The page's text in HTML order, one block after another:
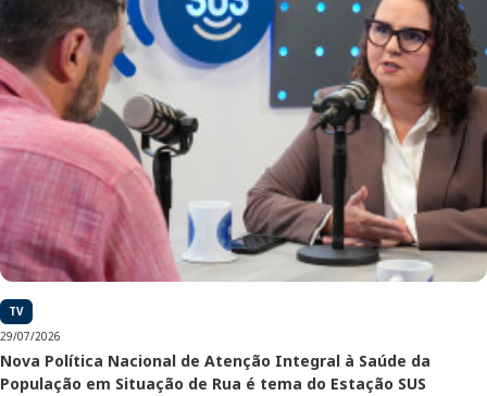
TV
29/07/2026
Nova Política Nacional de Atenção Integral à Saúde da
População em Situação de Rua é tema do Estação SUS